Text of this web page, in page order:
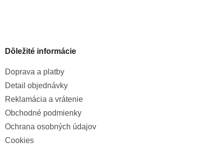
Dôležité informácie
Doprava a platby
Detail objednávky
Reklamácia a vrátenie
Obchodné podmienky
Ochrana osobných údajov
Cookies